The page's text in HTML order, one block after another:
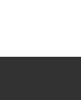
60Hz per il